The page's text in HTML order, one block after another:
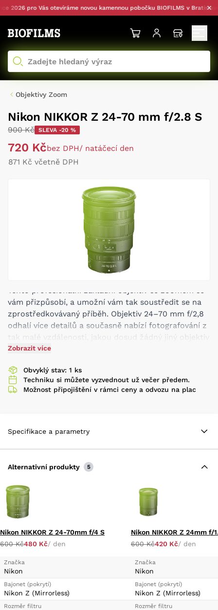
2026 pro Vás otevíráme novou kamennou pobočku BIOFILMS v
Objektivy Zoom
Nikon NIKKOR Z 24-70 mm f/2.8 S
900 Kč SLEVA -20 %
720 Kčbez DPH/ natáčecí den
871 Kč včetně DPH
Tento profesionální základní objektiv se zoomem se
vám přizpůsobí, a umožní vám tak soustředit se na
zprostředkovávaný příběh. Objektiv 24–70 mm f/2,8
odhalí více detailů a současně nabízí fotografování z
tak malé vzdálenosti, jakou dosud žádný jiný objektiv
s tímto rozsahem ohniskových vzdáleností
ovládat parametry fotografování. A robustní
konstrukce umožňuje používat objektiv na
libovolném místě.
Two ED and Four Aspherical Elements
Programmable Control Ring
Weather-Sealed Design, Fluorine Coating
Rounded 9-Blade Diaphragm
Zobrazit více
Obvyklý stav: 1 ks
Techniku si můžete vyzvednout už večer předem.
Možnost připojištění v rámci ceny a odvozu na plac
Specifikace a parametry
Alternativní produkty 5
Nikon NIKKOR Z 24-70mm f/4 S
600 Kč480 Kč/ den
Značka
Nikon
Bajonet (pokrytí)
Nikon Z (Mirrorless)
Rozměr filtru
Nikon NIKKOR Z 24mm f/
600 Kč420 Kč/ den
Značka
Nikon
Bajonet (pokrytí)
Nikon Z (Mirrorless)
Rozměr filtru